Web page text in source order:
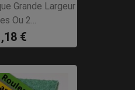
Grande Largeur
Ou 2...
€